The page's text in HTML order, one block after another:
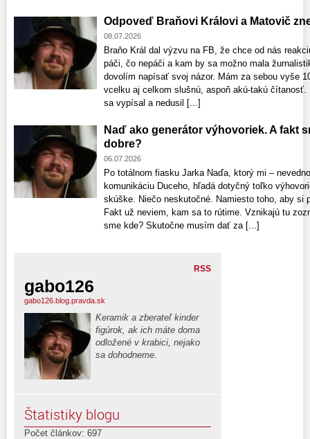
Odpoveď Braňovi Královi a Matovič
08.07.2026
Braňo Král dal výzvu na FB, že chce od nás
páči, čo nepáči a kam by sa možno mala
dovolím napísať svoj názor. Mám za sebou vyše
vcelku aj celkom slušnú, aspoň akú-takú
sa vypísal a nedusil [...]
Naď ako generátor výhovoriek. A fakt
dobre?
06.07.2026
Po totálnom fiasku Jarka Naďa, ktorý mi –
komunikáciu Duceho, hľadá dotyčný toľko
skúške. Niečo neskutočné. Namiesto toho, aby si
Fakt už neviem, kam sa to rútime. Vznikajú tu
sme kde? Skutočne musím dať za [...]
RSS
gabo126
gabo126.blog.pravda.sk
Keramik a zberateľ kinder
figúrok, ak ich máte doma
odložené v krabici, nejako
sa dohodneme.
Štatistiky blogu
Počet článkov: 697